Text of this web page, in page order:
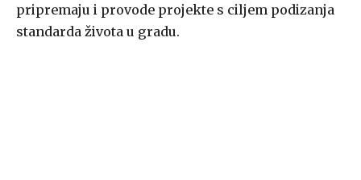
pripremaju i provode projekte s ciljem podizanja
standarda života u gradu.